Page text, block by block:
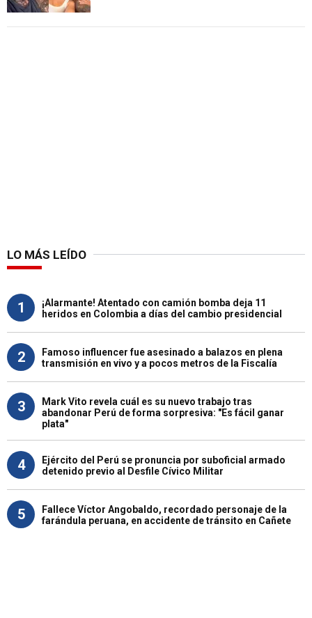
LO MÁS LEÍDO
1
¡Alarmante! Atentado con camión bomba deja 11
heridos en Colombia a días del cambio presidencial
2
Famoso influencer fue asesinado a balazos en plena
transmisión en vivo y a pocos metros de la Fiscalía
3
Mark Vito revela cuál es su nuevo trabajo tras
abandonar Perú de forma sorpresiva: "Es fácil ganar
plata"
4
Ejército del Perú se pronuncia por suboficial armado
detenido previo al Desfile Cívico Militar
5
Fallece Víctor Angobaldo, recordado personaje de la
farándula peruana, en accidente de tránsito en Cañete